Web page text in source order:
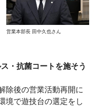
営業本部長 田中久也さん
・抗菌コートを施そう
除後の営業活動再開に
境で遊技台の選定をし